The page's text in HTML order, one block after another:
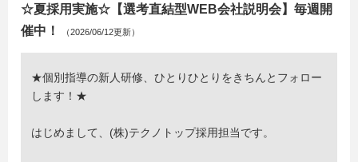
☆夏採用実施☆【選考直結型WEB会社説明会】毎週開
催中！
（2026/06/12更新）
★個別指導の新人研修、ひとりひとりをきちんとフォロー
します！★
はじめまして、(株)テクノトップ採用担当です。